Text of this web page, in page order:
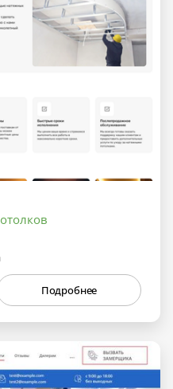
Подробнее